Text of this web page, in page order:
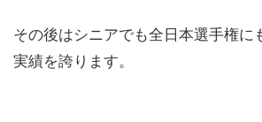
その後はシニアでも全日本選手権に
実績を誇ります。